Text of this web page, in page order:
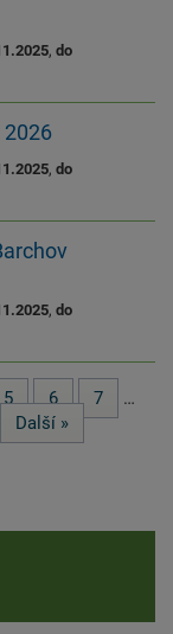
, do
2026
, do
, do
5 6 7
…
Další »